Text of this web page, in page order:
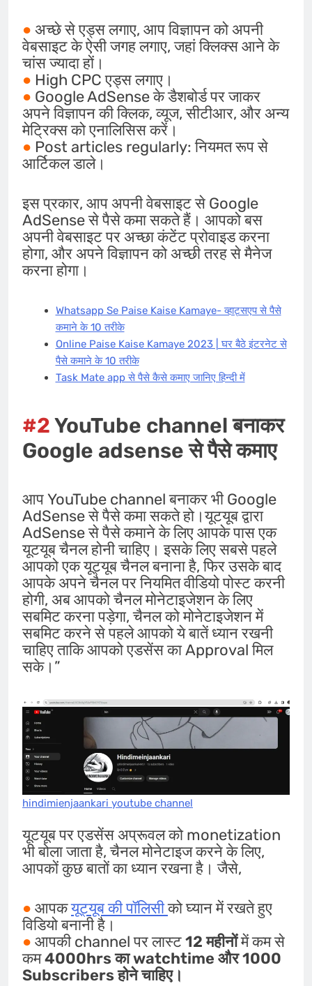
● अच्छे से एड्स लगाए, आप विज्ञापन को अपनी
वेबसाइट के ऐसी जगह लगाए, जहां क्लिक्स आने के
चांस ज्यादा हों।
● High CPC एड्स लगाए।
● Google AdSense के डैशबोर्ड पर जाकर
अपने विज्ञापन की क्लिक, व्यूज, सीटीआर, और अन्य
मेट्रिक्स को एनालिसिस करें।
● Post articles regularly: नियमत रूप से
आर्टिकल डाले।
इस प्रकार, आप अपनी वेबसाइट से Google
AdSense से पैसे कमा सकते हैं। आपको बस
अपनी वेबसाइट पर अच्छा कंटेंट प्रोवाइड करना
होगा, और अपने विज्ञापन को अच्छी तरह से मैनेज
करना होगा।
Whatsapp Se Paise Kaise Kamaye- व्हाट्सएप से पैसे
कमाने के 10 तरीके
Online Paise Kaise Kamaye 2023 | घर बैठे इंटरनेट से
पैसे कमाने के 10 तरीके
Task Mate app से पैसे कैसे कमाए जानिए हिन्दी में
#2YouTube channel बनाकर
Google adsense से पैसे कमाए
आप YouTube channel बनाकर भी Google
AdSense से पैसे कमा सकते हो।यूटयूब द्वारा
AdSense से पैसे कमाने के लिए आपके पास एक
यूटयूब चैनल होनी चाहिए। इसके लिए सबसे पहले
आपको एक यूट्यूब चैनल बनाना है, फिर उसके बाद
आपके अपने चैनल पर नियमित वीडियो पोस्ट करनी
होगी, अब आपको चैनल मोनेटाइजेशन के लिए
सबमिट करना पड़ेगा, चैनल को मोनेटाइजेशन में
सबमिट करने से पहले आपको ये बातें ध्यान रखनी
चाहिए ताकि आपको एडसेंस का Approval मिल
सके।”
hindimienjaankari youtube channel
यूटयूब पर एडसेंस अप्रूवल को monetization
भी बोला जाता है, चैनल मोनेटाइज करने के लिए,
आपकों कुछ बातों का ध्यान रखना है। जैसे,
● आपकयूट्यूब की पॉलिसीको घ्यान में रखते हुए
विडियो बनानी है।
● आपकी channel पर लास्ट12 महीनोंमें कम से
कम4000hrs का watchtime और 1000
Subscribers होने चाहिए।